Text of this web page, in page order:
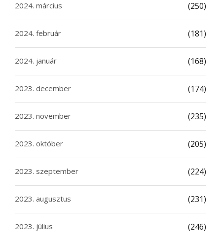
2024. március (250)
2024. február (181)
2024. január (168)
2023. december (174)
2023. november (235)
2023. október (205)
2023. szeptember (224)
2023. augusztus (231)
2023. július (246)